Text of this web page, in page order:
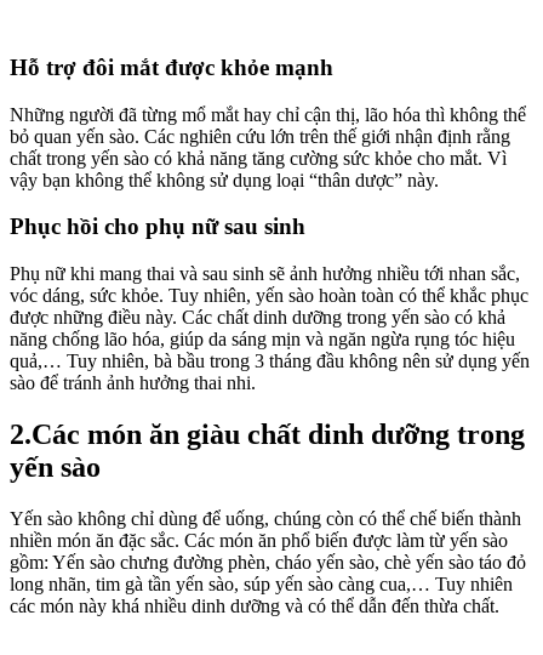
Hỗ trợ đôi mắt được khỏe mạnh
Những người đã từng mổ mắt hay chỉ cận thị, lão hóa thì không thể
bỏ quan yến sào. Các nghiên cứu lớn trên thế giới nhận định rằng
chất trong yến sào có khả năng tăng cường sức khỏe cho mắt. Vì
vậy bạn không thể không sử dụng loại “thân dược” này.
Phục hồi cho phụ nữ sau sinh
Phụ nữ khi mang thai và sau sinh sẽ ảnh hưởng nhiều tới nhan sắc,
vóc dáng, sức khỏe. Tuy nhiên, yến sào hoàn toàn có thể khắc phục
được những điều này. Các chất dinh dưỡng trong yến sào có khả
năng chống lão hóa, giúp da sáng mịn và ngăn ngừa rụng tóc hiệu
quả,… Tuy nhiên, bà bầu trong 3 tháng đầu không nên sử dụng yến
sào để tránh ảnh hưởng thai nhi.
2.Các món ăn giàu chất dinh dưỡng trong
yến sào
Yến sào không chỉ dùng để uống, chúng còn có thể chế biến thành
nhiền món ăn đặc sắc. Các món ăn phổ biến được làm từ yến sào
gồm: Yến sào chưng đường phèn, cháo yến sào, chè yến sào táo đỏ
long nhãn, tim gà tần yến sào, súp yến sào càng cua,… Tuy nhiên
các món này khá nhiều dinh dưỡng và có thể dẫn đến thừa chất.